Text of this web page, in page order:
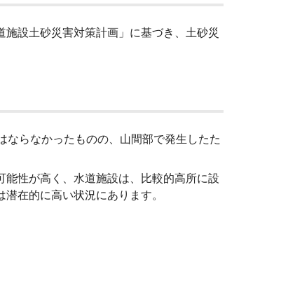
設土砂災害対策計画」に基づき、土砂災
らなかったものの、山間部で発生したた
性が高く、水道施設は、比較的高所に設
在的に高い状況にあります。